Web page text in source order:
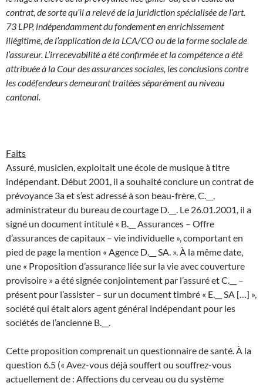
contrat, de sorte qu’il a relevé de la juridiction spécialisée de l’art.
73 LPP, indépendamment du fondement en enrichissement
illégitime, de l’application de la LCA/CO ou de la forme sociale de
l’assureur. L’irrecevabilité a été confirmée et la compétence a été
attribuée à la Cour des assurances sociales, les conclusions contre
les codéfendeurs demeurant traitées séparément au niveau
cantonal.
Faits
Assuré, musicien, exploitait une école de musique à titre
indépendant. Début 2001, il a souhaité conclure un contrat de
prévoyance 3a et s’est adressé à son beau-frère, C.__,
administrateur du bureau de courtage D.__. Le 26.01.2001, il a
signé un document intitulé « B.__ Assurances – Offre
d’assurances de capitaux – vie individuelle », comportant en
pied de page la mention « Agence D.__ SA. ». À la même date,
une « Proposition d’assurance liée sur la vie avec couverture
provisoire » a été signée conjointement par l’assuré et C.__ –
présent pour l’assister – sur un document timbré « E.__ SA […] »,
société qui était alors agent général indépendant pour les
sociétés de l’ancienne B.__.
Cette proposition comprenait un questionnaire de santé. À la
question 6.5 (« Avez-vous déjà souffert ou souffrez-vous
actuellement de : Affections du cerveau ou du système